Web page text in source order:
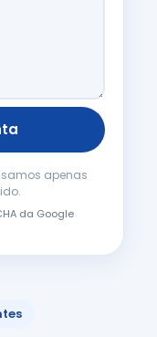
apenas
da Google